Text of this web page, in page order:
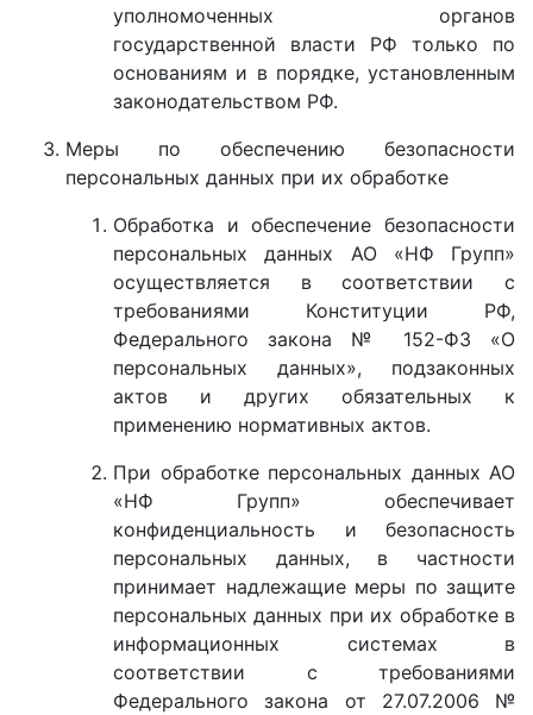
уполномоченных органов
государственной власти РФ только по
основаниям и в порядке, установленным
законодательством РФ.
Меры по обеспечению безопасности
персональных данных при их обработке
Обработка и обеспечение безопасности
персональных данных АО «НФ Групп»
осуществляется в соответствии с
требованиями Конституции РФ,
Федерального закона № 152-ФЗ «О
персональных данных», подзаконных
актов и других обязательных к
применению нормативных актов.
При обработке персональных данных АО
«НФ Групп» обеспечивает
конфиденциальность и безопасность
персональных данных, в частности
принимает надлежащие меры по защите
персональных данных при их обработке в
информационных системах в
соответствии с требованиями
Федерального закона от 27.07.2006 №